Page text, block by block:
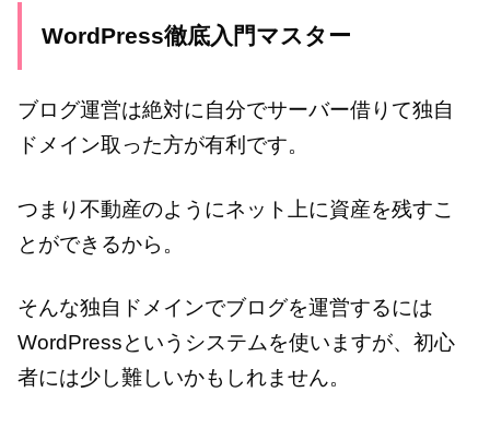
WordPress徹底入門マスター
ブログ運営は絶対に自分でサーバー借りて独自
ドメイン取った方が有利です。
つまり不動産のようにネット上に資産を残すこ
とができるから。
そんな独自ドメインでブログを運営するには
WordPressというシステムを使いますが、初心
者には少し難しいかもしれません。